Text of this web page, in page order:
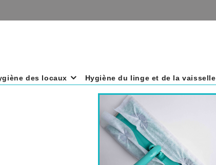
des locaux Hygiène du linge et de la vaisselle